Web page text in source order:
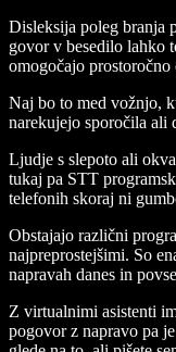
Disleksija poleg branja
govor v besedilo lahko
omogočajo
Naj bo to med vožnjo,
narekujejo sporočila ali
Ljudje s slepoto ali
tukaj pa STT
telefonih skoraj ni
Obstajajo različni
najpreprostejšimi. So
napravah danes in
Z virtualnimi asistenti
pogovor z napravo pa